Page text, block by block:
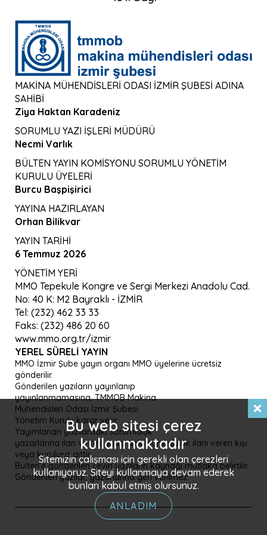
MAKİNA MÜHENDİSLERİ ODASI İZMİR ŞUBESİ ADINA
SAHİBİ
Ziya Haktan Karadeniz
SORUMLU YAZI İŞLERİ MÜDÜRÜ
Necmi Varlık
BÜLTEN YAYIN KOMİSYONU SORUMLU YÖNETİM
KURULU ÜYELERİ
Burcu Başpişirici
YAYINA HAZIRLAYAN
Orhan Bilikvar
YAYIN TARİHİ
6 Temmuz 2026
YÖNETİM YERİ
MMO Tepekule Kongre ve Sergi Merkezi Anadolu Cad.
No: 40 K: M2 Bayraklı - İZMİR
Tel: (232) 462 33 33
Faks: (232) 486 20 60
www.mmo.org.tr/izmir
YEREL SÜRELI YAYIN
MMO İzmir Şube yayın organı MMO üyelerine ücretsiz
gönderilir.
Gönderilen yazıların yayınlanıp
yayınlanmamasına, TMMOB Makina
Mühendisleri Odası İzmir Şubesi
Yönetim Kurulu karar verir.
Yayımlanan yazılardaki sorumluluk
yazarlarına ilan ve reklamlardaki sorumluluk ilanı veren kişi
veya kuruluşa aittir.
Bülten’e gönderilen çeviri yazıların kaynağı mutlaka belirtilir.
Gönderilen yazılar, yazarlarına geri verilmez.
Bu web sitesi çerez
kullanmaktadır
Sitemizin çalışması için gerekli olan çerezleri
kullanıyoruz. Siteyi kullanmaya devam ederek
bunları kabul etmiş olursunuz.
ANLADIM